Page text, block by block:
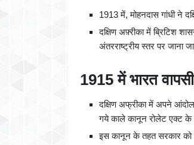
1913 में, मोहनदास गांधी ने
दक्षिण अफ़्रीका में ब्रिटिश
अंतरराष्ट्रीय स्तर पर जाना
1915 में भारत
दक्षिण अफ्रीका में अपने
गये काले कानून रोलेट एक्ट के
इस कानून के तहत सरकार को